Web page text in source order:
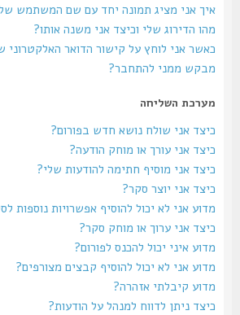
איך אני מציג תמונה יחד עם שם המשתמש שלי?
מהו הדירוג שלי וכיצד אני משנה אותו?
כאשר אני לוחץ על קישור הדואר האלקטרוני של
מבקש ממני להתחבר?
מערכת השליחה
כיצד אני שולח נושא חדש בפורום?
כיצד אני עורך או מוחק הודעה?
כיצד אני מוסיף חתימה להודעות שלי?
כיצד אני יוצר סקר?
מדוע אני לא יכול להוסיף אפשרויות נוספות לסקר?
כיצד אני ערוך או מוחק סקר?
מדוע איני יכול להכנס לפורום?
מדוע אני לא יכול להוסיף קבצים מצורפים?
מדוע קיבלתי אזהרה?
כיצד ניתן לדווח למנהל על הודעות?